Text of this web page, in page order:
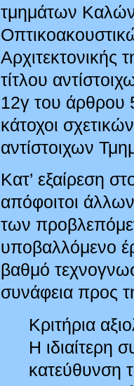
τμημάτων
Αρχιτεκτονικής
τίτλου
12γ του
κάτοχοι
αντίστοιχων
Κατ’ εξαίρεση
απόφοιτοι
των
υποβαλλόμενο
βαθμό
συνάφεια προς
Κριτήρια
Η ιδιαίτερη
κατεύθυνση